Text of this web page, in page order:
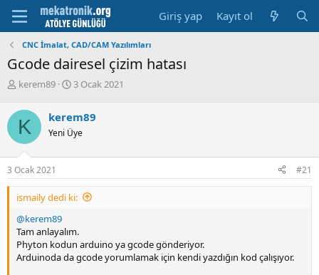
Giriş yap Kayıt ol
CNC İmalat, CAD/CAM Yazılımları
Gcode dairesel çizim hatası
K
n
u
y
u
b
a
ş
l
t
a
n
kerem89
B
l
a
a
a
r
i
3 Ocak 2021
K kerem89
Yeni Üye
3 Ocak 2021 #21
ismaily dedi ki:
@kerem89
Tam anlayalım.
Phyton kodun arduino ya gcode gönderiyor.
Arduinoda da gcode yorumlamak için kendi yazdığın kod çalışıyor.